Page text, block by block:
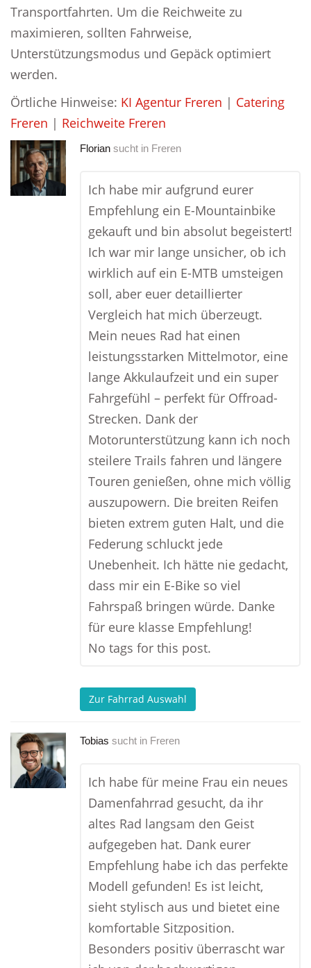
Transportfahrten. Um die Reichweite zu
maximieren, sollten Fahrweise,
Unterstützungsmodus und Gepäck optimiert
werden.
Örtliche Hinweise: KI Agentur Freren | Catering
Freren | Reichweite Freren
Florian sucht in Freren
Ich habe mir aufgrund eurer
Empfehlung ein E-Mountainbike
gekauft und bin absolut begeistert!
Ich war mir lange unsicher, ob ich
wirklich auf ein E-MTB umsteigen
soll, aber euer detaillierter
Vergleich hat mich überzeugt.
Mein neues Rad hat einen
leistungsstarken Mittelmotor, eine
lange Akkulaufzeit und ein super
Fahrgefühl – perfekt für Offroad-
Strecken. Dank der
Motorunterstützung kann ich noch
steilere Trails fahren und längere
Touren genießen, ohne mich völlig
auszupowern. Die breiten Reifen
bieten extrem guten Halt, und die
Federung schluckt jede
Unebenheit. Ich hätte nie gedacht,
dass mir ein E-Bike so viel
Fahrspaß bringen würde. Danke
für eure klasse Empfehlung!
No tags for this post.
Zur Fahrrad Auswahl
Tobias sucht in Freren
Ich habe für meine Frau ein neues
Damenfahrrad gesucht, da ihr
altes Rad langsam den Geist
aufgegeben hat. Dank eurer
Empfehlung habe ich das perfekte
Modell gefunden! Es ist leicht,
sieht stylisch aus und bietet eine
komfortable Sitzposition.
Besonders positiv überrascht war